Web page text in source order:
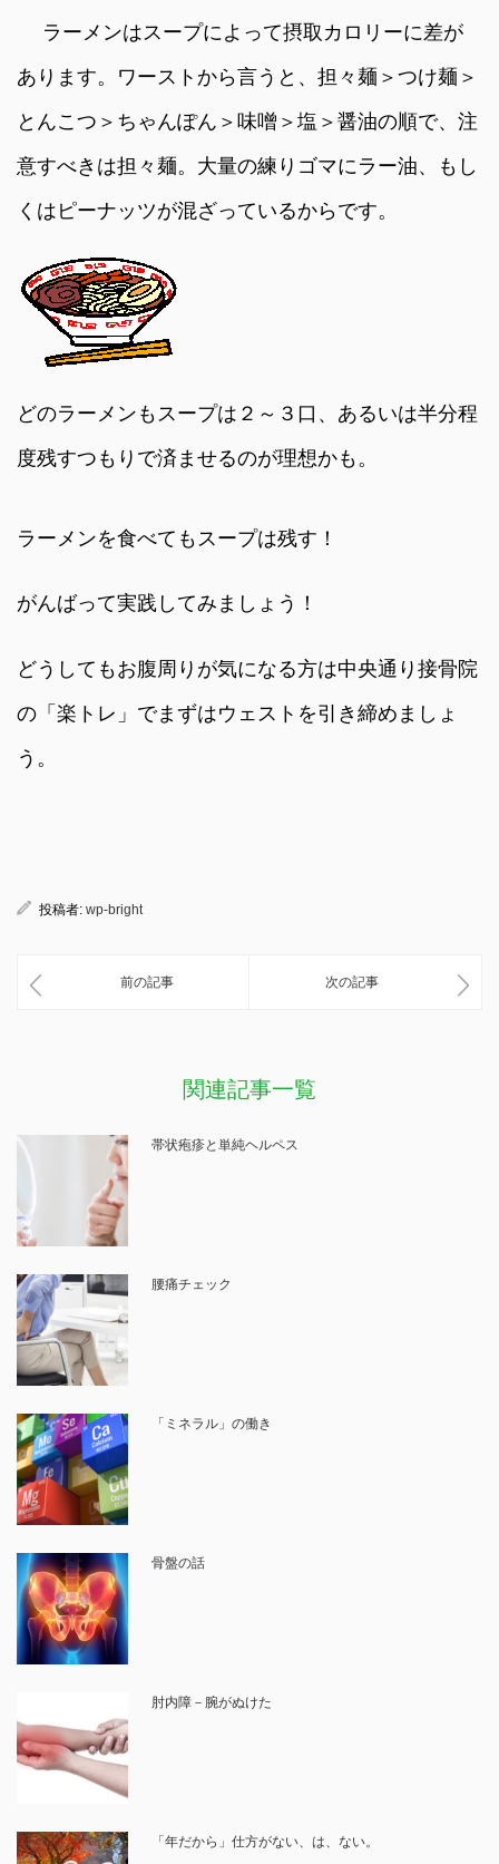
ラーメンはスープによって摂取カロリーに差が
あります。ワーストから言うと、担々麺＞つけ麺＞
とんこつ＞ちゃんぽん＞味噌＞塩＞醤油の順で、注
意すべきは担々麺。大量の練りゴマにラー油、もし
くはピーナッツが混ざっているからです。
どのラーメンもスープは２～３口、あるいは半分程
度残すつもりで済ませるのが理想かも。
ラーメンを食べてもスープは残す！
がんばって実践してみましょう！
どうしてもお腹周りが気になる方は中央通り接骨院
の「楽トレ」でまずはウェストを引き締めましょ
う。
投稿者: wp-bright
前の記事 次の記事
関連記事一覧
帯状疱疹と単純ヘルペス
腰痛チェック
「ミネラル」の働き
骨盤の話
肘内障－腕がぬけた
「年だから」仕方がない、は、ない。